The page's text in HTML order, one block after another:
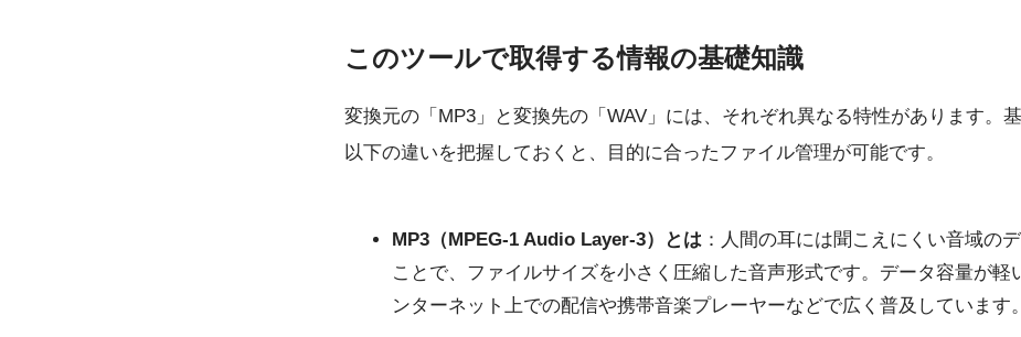
このツールで取得する情報の基礎知識
変換元の「MP3」と変換先の「WAV」には、それぞれ異なる特性があります。
以下の違いを把握しておくと、目的に合ったファイル管理が可能です。
MP3（MPEG-1 Audio Layer-3）とは ：人間の耳には聞こえにくい音域の
ことで、ファイルサイズを小さく圧縮した音声形式です。データ容量が軽
ンターネット上での配信や携帯音楽プレーヤーなどで広く普及しています。